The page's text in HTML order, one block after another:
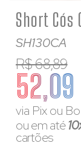
SH130CA
R$ 68,89
52,09
via Pix ou
ou em até
cartões